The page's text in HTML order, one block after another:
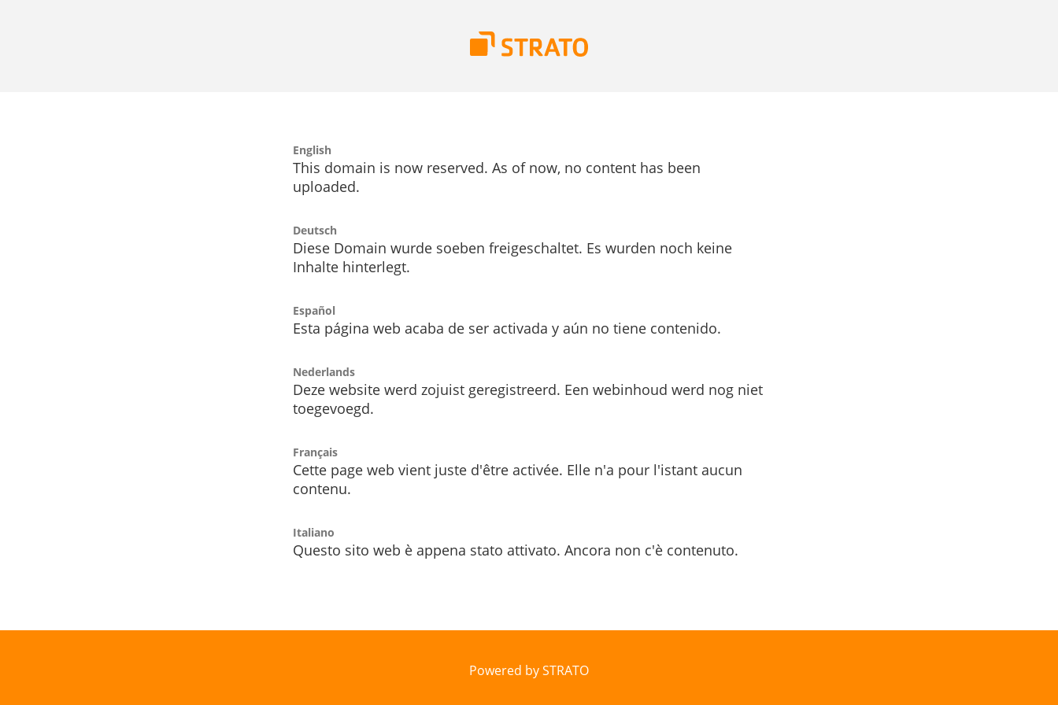
English
This domain is now reserved. As of now, no content has been
uploaded.
Deutsch
Diese Domain wurde soeben freigeschaltet. Es wurden noch keine
Inhalte hinterlegt.
Español
Esta página web acaba de ser activada y aún no tiene contenido.
Nederlands
Deze website werd zojuist geregistreerd. Een webinhoud werd nog niet
toegevoegd.
Français
Cette page web vient juste d'être activée. Elle n'a pour l'istant aucun
contenu.
Italiano
Questo sito web è appena stato attivato. Ancora non c'è contenuto.
Powered by STRATO